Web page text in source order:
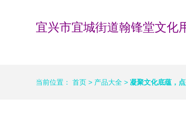
宜兴市宜城街道翰锋堂文化
当前位置： 首页 > 产品大全 > 凝聚文化底蕴，